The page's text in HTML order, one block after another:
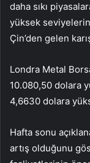
daha sıkı
yüksek
Çin’den gelen
Londra Metal
10.080,50 dolara
4,6630 dolara
Hafta sonu
artış olduğunu